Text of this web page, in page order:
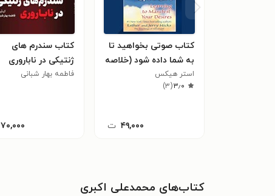
کتاب صوتی بخواهید تا
به شما داده شود (خلاصه
کتاب)
استر هیکس
۳٫۰(۳)
۴۹,۰۰۰ ت
کتاب سندرم های
ژنتیکی در ناباروری
فاطمه بهار شبانی
۷۰,۰۰۰
کتاب‌های محمدعلی اکبری